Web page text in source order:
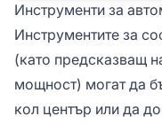
Инструменти за
Инструментите за
(като предсказващ
мощност) могат да
кол център или да